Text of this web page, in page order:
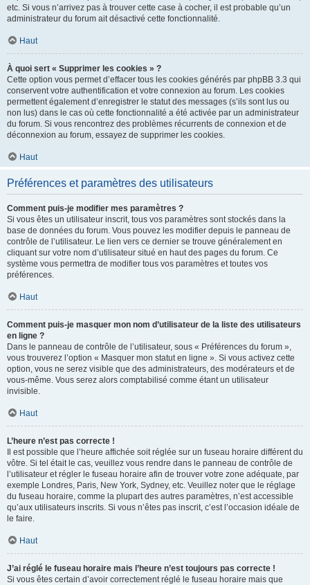
etc. Si vous n’arrivez pas à trouver cette case à cocher, il est probable qu’un
administrateur du forum ait désactivé cette fonctionnalité.
Haut
À quoi sert « Supprimer les cookies » ?
Cette option vous permet d’effacer tous les cookies générés par phpBB 3.3 qui
conservent votre authentification et votre connexion au forum. Les cookies
permettent également d’enregistrer le statut des messages (s’ils sont lus ou
non lus) dans le cas où cette fonctionnalité a été activée par un administrateur
du forum. Si vous rencontrez des problèmes récurrents de connexion et de
déconnexion au forum, essayez de supprimer les cookies.
Haut
Préférences et paramètres des utilisateurs
Comment puis-je modifier mes paramètres ?
Si vous êtes un utilisateur inscrit, tous vos paramètres sont stockés dans la
base de données du forum. Vous pouvez les modifier depuis le panneau de
contrôle de l’utilisateur. Le lien vers ce dernier se trouve généralement en
cliquant sur votre nom d’utilisateur situé en haut des pages du forum. Ce
système vous permettra de modifier tous vos paramètres et toutes vos
préférences.
Haut
Comment puis-je masquer mon nom d’utilisateur de la liste des utilisateurs
en ligne ?
Dans le panneau de contrôle de l’utilisateur, sous « Préférences du forum »,
vous trouverez l’option « Masquer mon statut en ligne ». Si vous activez cette
option, vous ne serez visible que des administrateurs, des modérateurs et de
vous-même. Vous serez alors comptabilisé comme étant un utilisateur
invisible.
Haut
L’heure n’est pas correcte !
Il est possible que l’heure affichée soit réglée sur un fuseau horaire différent du
vôtre. Si tel était le cas, veuillez vous rendre dans le panneau de contrôle de
l’utilisateur et régler le fuseau horaire afin de trouver votre zone adéquate, par
exemple Londres, Paris, New York, Sydney, etc. Veuillez noter que le réglage
du fuseau horaire, comme la plupart des autres paramètres, n’est accessible
qu’aux utilisateurs inscrits. Si vous n’êtes pas inscrit, c’est l’occasion idéale de
le faire.
Haut
J’ai réglé le fuseau horaire mais l’heure n’est toujours pas correcte !
Si vous êtes certain d’avoir correctement réglé le fuseau horaire mais que